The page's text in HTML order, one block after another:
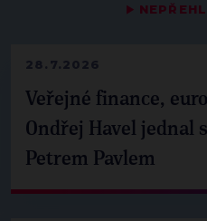
▶
28.7.2026
Veřejné finance,
Ondřej Havel jednal
Petrem Pavlem